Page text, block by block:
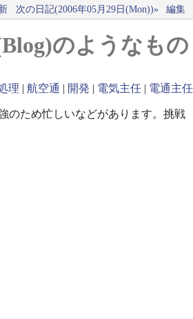
次の日記(2006年05月29日(Mon))» 編集
のようなもの
理 | 航空通 | 開発 | 電気主任 | 電通主任
のため忙しいなどがあります。挑戦